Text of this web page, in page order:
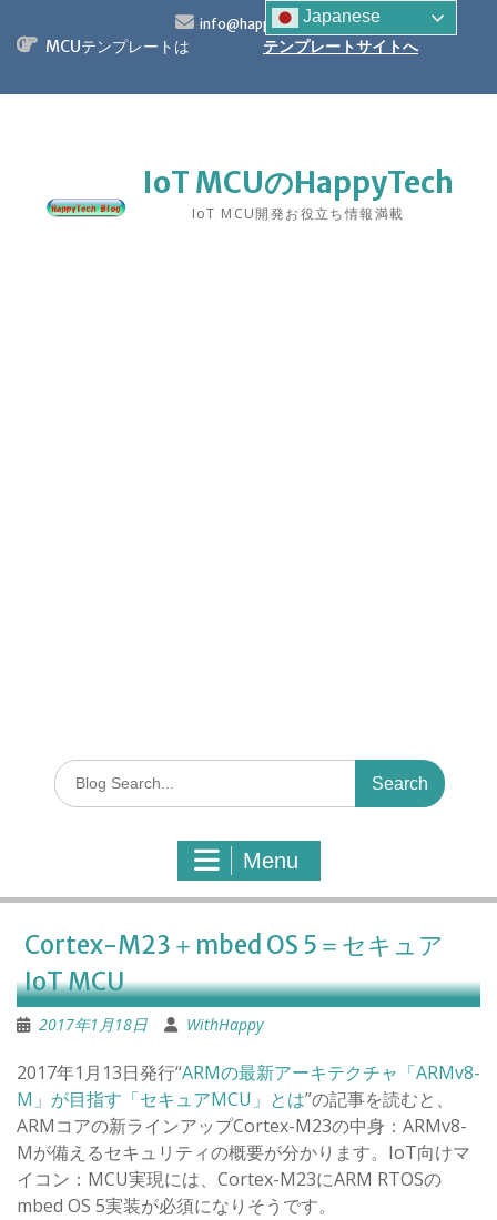
info@happytech.jp
MCUテンプレートは テンプレートサイトへ
IoT MCUのHappyTech
IoT MCU開発お役立ち情報満載
S
e
o
r
:
Menu
Cortex-M23＋mbed OS 5＝セキュア
IoT MCU
2017年1月18日 WithHappy
2017年1月13日発行“ARMの最新アーキテクチャ「ARMv8-
M」が目指す「セキュアMCU」とは”の記事を読むと、
ARMコアの新ラインアップCortex-M23の中身：ARMv8-
Mが備えるセキュリティの概要が分かります。IoT向けマ
イコン：MCU実現には、Cortex-M23にARM RTOSの
mbed OS 5実装が必須になりそうです。
Japanese